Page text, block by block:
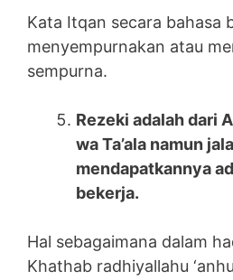
Kata Itqan secara bahasa
menyempurnakan atau
sempurna.
Rezeki adalah dari
wa Ta’ala namun
mendapatkannya
bekerja.
Hal sebagaimana dalam
Khathab radhiyallahu